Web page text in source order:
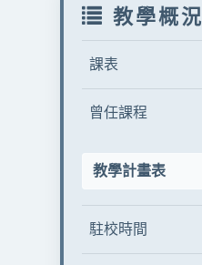
教學概況
課表
曾任課程
教學計畫表
駐校時間